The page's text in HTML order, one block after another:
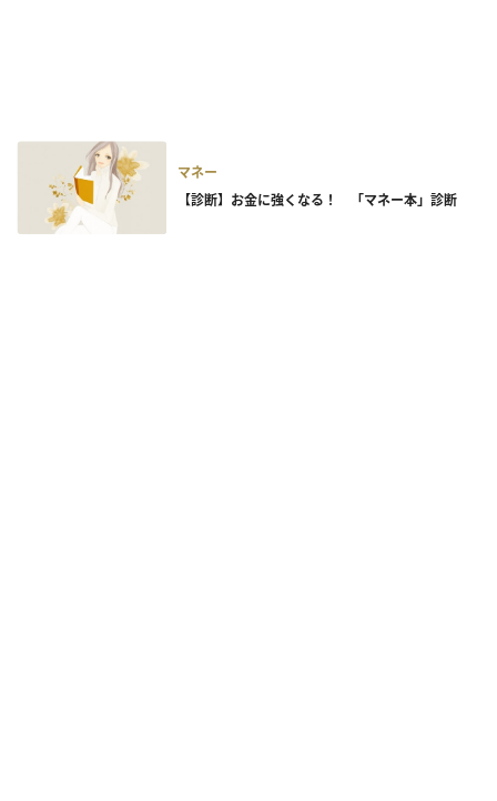
マネー
【診断】お金に強くなる！ 「マネー本」診断